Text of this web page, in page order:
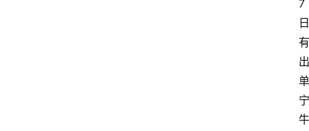
7
日
有
出
单
宁
牛